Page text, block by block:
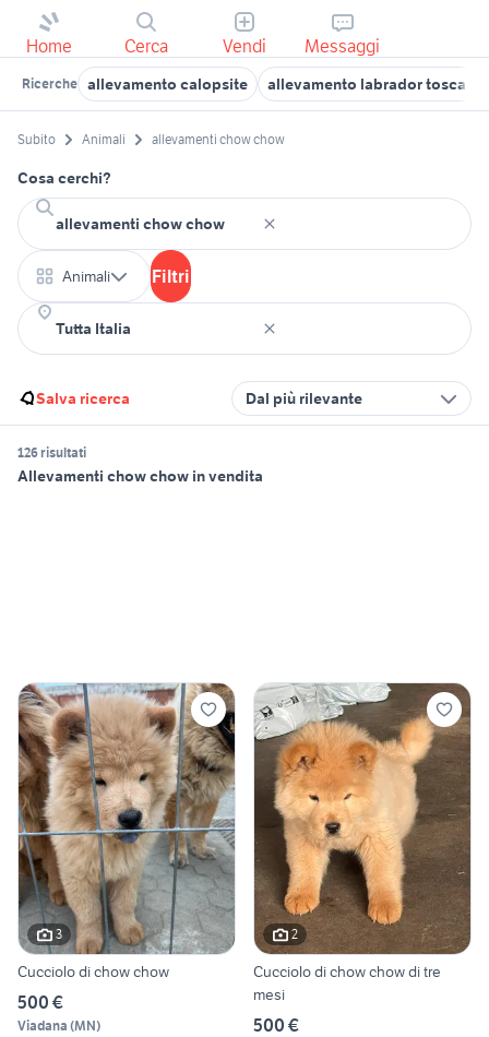
Home Cerca Vendi Messaggi
Ricerche allevamento calopsite allevamento labrador toscana
Subito Animali allevamenti chow chow
Cosa cerchi?
Animali Filtri
Salva ricerca Dal più rilevante
126 risultati
Allevamenti chow chow in vendita
3
Cucciolo di chow chow
500 €
Viadana (MN)
2
Cucciolo di chow chow di tre
mesi
500 €